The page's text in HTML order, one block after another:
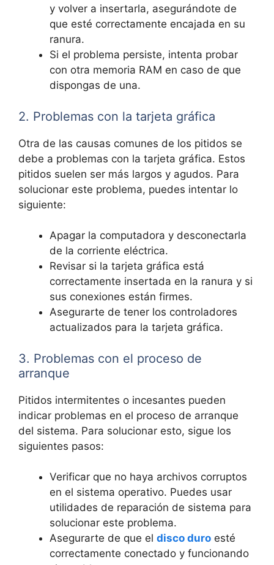
y volver a ​insertarla,⁢ asegurándote⁢ de
que⁣ esté correctamente⁣ encajada en su
ranura.
Si el problema ‍persiste, intenta probar
con⁤ otra memoria RAM en caso de que
dispongas de⁣ una.
2. Problemas con‍ la tarjeta gráfica
Otra ​de las causas comunes de los⁤ pitidos se‍
debe a problemas con la tarjeta gráfica. Estos
pitidos suelen ser​ más largos y agudos.⁣ Para
solucionar este problema, puedes intentar lo
siguiente:
Apagar⁢ la computadora y desconectarla
de ​la ‍corriente eléctrica.
Revisar si la⁤ tarjeta gráfica⁤ está
correctamente insertada en ​la ranura y ⁢si
sus ‌conexiones están firmes.
Asegurarte⁣ de tener los controladores‍
actualizados para la tarjeta gráfica.
3.⁣ Problemas‌ con el ‌proceso de
arranque
Pitidos intermitentes o ⁢incesantes pueden
indicar problemas en el proceso ⁢de arranque
del sistema. Para​ solucionar ⁢esto, sigue‍ los
siguientes pasos:
Verificar que no ⁣haya archivos corruptos
en el sistema ⁢operativo. Puedes usar ​
utilidades ⁤de reparación de sistema ‍para
‍solucionar ⁤este problema.
Asegurarte⁤ de‌ que el disco duro ‍esté
correctamente conectado‌ y ‍funcionando